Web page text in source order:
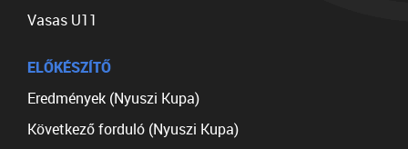
Vasas U11
ELŐKÉSZÍTŐ
Eredmények (Nyuszi Kupa)
Következő forduló (Nyuszi Kupa)